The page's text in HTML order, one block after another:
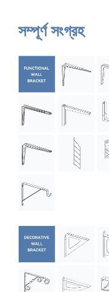
সম্পূর্ণ সংগ্রহ